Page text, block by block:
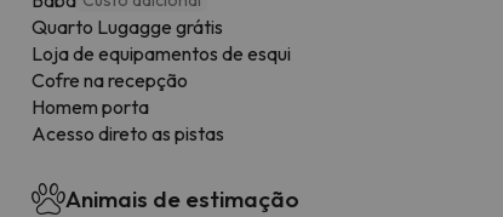
Quarto Lugagge grátis
Loja de equipamentos de esqui
Cofre na recepção
Homem porta
Acesso direto as pistas
Animais de estimação